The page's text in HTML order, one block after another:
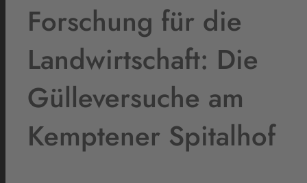
Forschung für die
Landwirtschaft: Die
Gülleversuche am
Kemptener Spitalhof